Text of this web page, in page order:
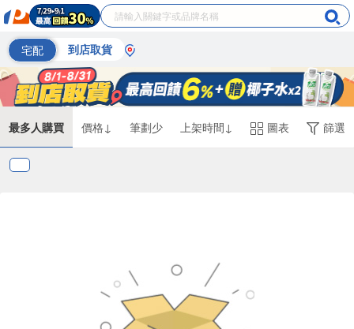
宅配 到店取貨
最多人購買 價格↓ 筆劃少 上架時間↓ 圖表 篩選